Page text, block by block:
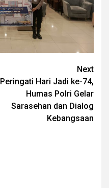
Next
Peringati Hari Jadi ke-74,
Humas Polri Gelar
Sarasehan dan Dialog
Kebangsaan